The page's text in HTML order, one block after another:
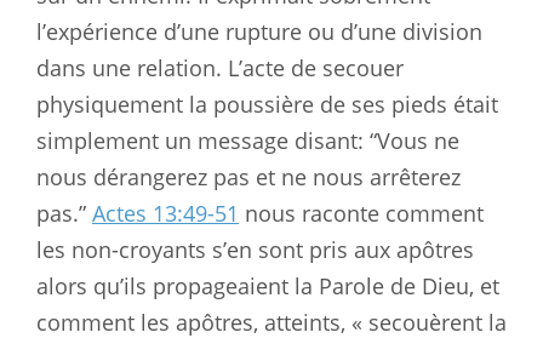
l’expérience d’une rupture ou d’une division
dans une relation. L’acte de secouer
physiquement la poussière de ses pieds était
simplement un message disant: “Vous ne
nous dérangerez pas et ne nous arrêterez
pas.” Actes 13:49-51 nous raconte comment
les non-croyants s’en sont pris aux apôtres
alors qu’ils propageaient la Parole de Dieu, et
comment les apôtres, atteints, « secouèrent la